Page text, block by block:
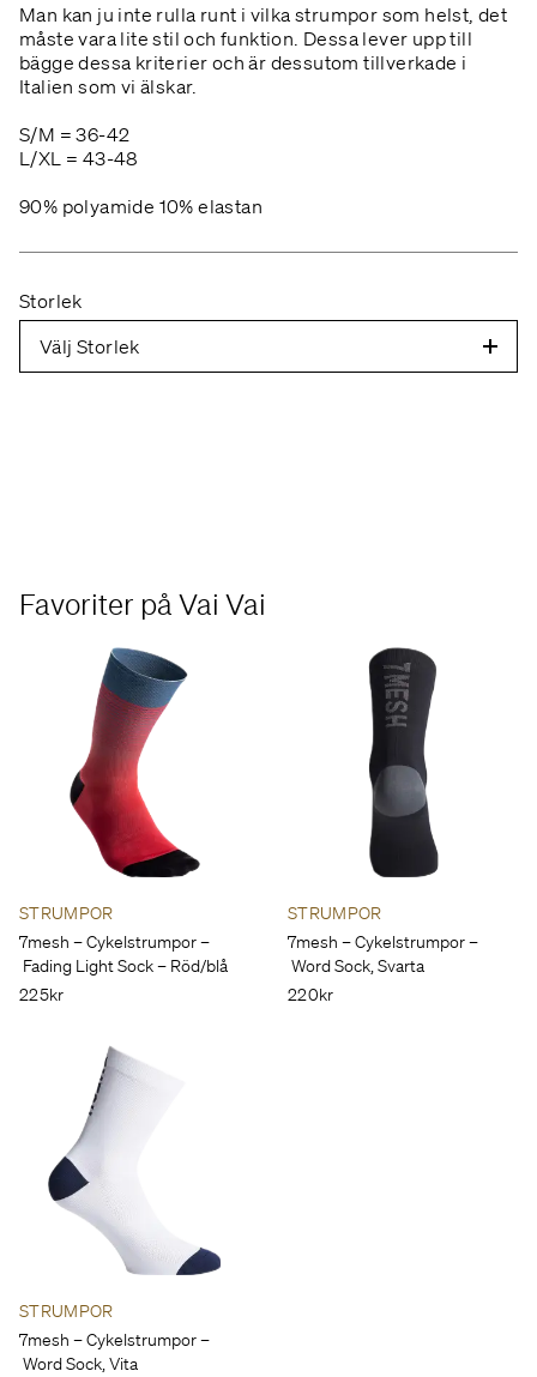
Man kan ju inte rulla runt i vilka strumpor som helst, det
måste vara lite stil och funktion. Dessa lever upp till
bägge dessa kriterier och är dessutom tillverkade i
Italien som vi älskar.
S/M = 36-42
L/XL = 43-48
90% polyamide 10% elastan
Storlek
Välj Storlek
Favoriter på Vai Vai
STRUMPOR
7mesh – Cykelstrumpor –
Fading Light Sock – Röd/blå
225kr
STRUMPOR
7mesh – Cykelstrumpor –
Word Sock, Svarta
220kr
STRUMPOR
7mesh – Cykelstrumpor –
Word Sock, Vita